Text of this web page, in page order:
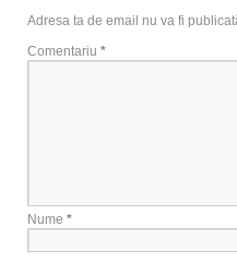
Adresa ta de email nu va fi
Comentariu *
Nume *